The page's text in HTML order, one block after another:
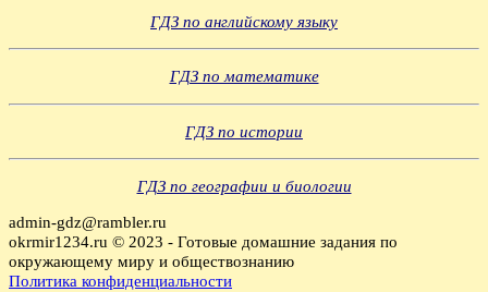
ГДЗ по английскому языку
ГДЗ по математике
ГДЗ по истории
ГДЗ по географии и биологии
admin-gdz@rambler.ru
okrmir1234.ru © 2023 - Готовые домашние задания по
окружающему миру и обществознанию
Политика конфиденциальности